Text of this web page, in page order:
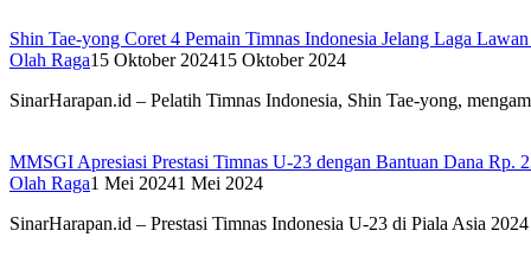
Shin Tae-yong Coret 4 Pemain Timnas Indonesia Jelang Laga
Olah Raga15 Oktober 202415 Oktober 2024
SinarHarapan.id – Pelatih Timnas Indonesia, Shin Tae-yong,
MMSGI Apresiasi Prestasi Timnas U-23 dengan Bantuan Dana Rp.
Olah Raga1 Mei 20241 Mei 2024
SinarHarapan.id – Prestasi Timnas Indonesia U-23 di Piala Asia